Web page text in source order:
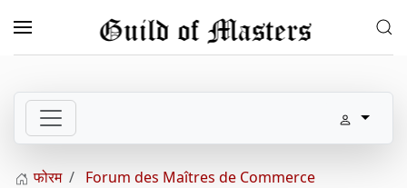
Skip to main content
फोरम
Forum des Maîtres de Commerce